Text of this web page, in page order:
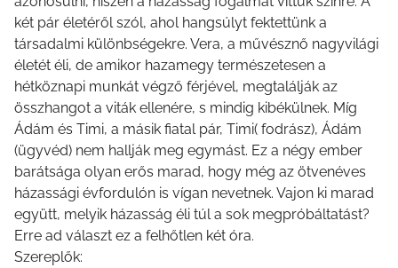
két pár életéről szól, ahol hangsúlyt fektettünk a
társadalmi különbségekre. Vera, a művésznő nagyvilági
életét éli, de amikor hazamegy természetesen a
hétköznapi munkát végző férjével, megtalálják az
összhangot a viták ellenére, s mindig kibékülnek. Míg
Ádám és Timi, a másik fiatal pár, Timi( fodrász), Ádám
(ügyvéd) nem hallják meg egymást. Ez a négy ember
barátsága olyan erős marad, hogy még az ötvenéves
házassági évfordulón is vígan nevetnek. Vajon ki marad
együtt, melyik házasság éli túl a sok megpróbáltatást?
Erre ad választ ez a felhőtlen két óra.
Szereplők: